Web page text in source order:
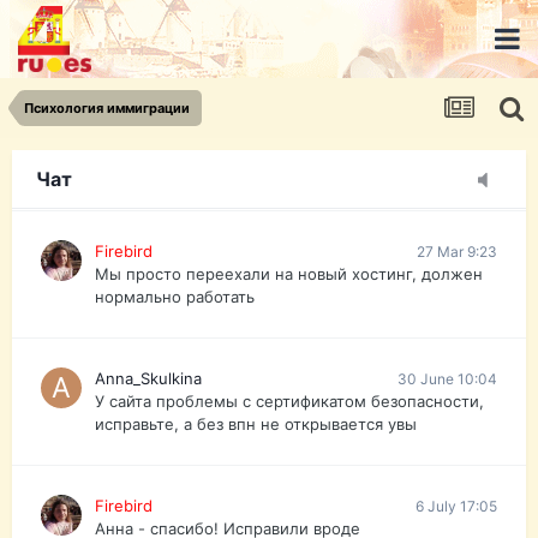
Психология иммиграции
Чат
urist.dokument@gmail.com
https://pasport-ua.com/
Телеграмм @uristpassua
Firebird
Друзья - из России без VPN сайт и форум
Firebird 27 Mar 9:23
Мы просто переехали на новый хостинг, должен
нормально работать
Anna_Skulkina 30 June 10:04
У сайта проблемы с сертификатом безопасности,
исправьте, а без впн не открывается увы
Firebird 6 July 17:05
Анна - спасибо! Исправили вроде